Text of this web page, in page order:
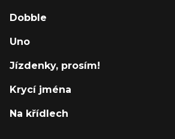
Dobble
Uno
Jízdenky, prosím!
Krycí jména
Na křídlech